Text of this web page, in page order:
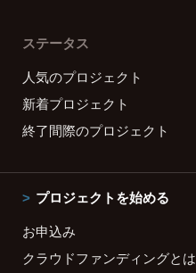
ステータス
人気のプロジェクト
新着プロジェクト
終了間際のプロジェクト
プロジェクトを始める
お申込み
クラウドファンディングとは